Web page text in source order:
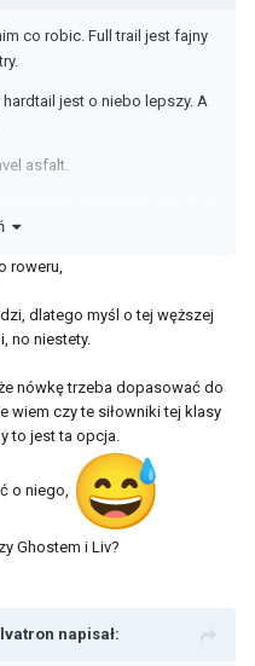
co robic. Full trail jest fajny
jest o niebo lepszy. A
asfalt.
serwisie powiedza 1k+
i full
roweru,
dlatego myśl o tej węższej
no niestety.
nówkę trzeba dopasować do
wiem czy te siłowniki tej klasy
to jest ta opcja.
o niego,
Ghostem i Liv?
napisał: